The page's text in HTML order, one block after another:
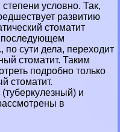
условно. Так,
развитию
стоматит
последующем
по сути дела, переходит
стоматит. Таким
подробно только
стоматит.
и
в